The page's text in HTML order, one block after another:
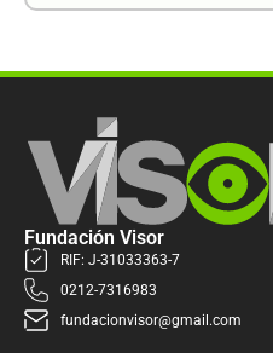
Fundación Visor
RIF: J-31033363-7
0212-7316983
fundacionvisor@gmail.com